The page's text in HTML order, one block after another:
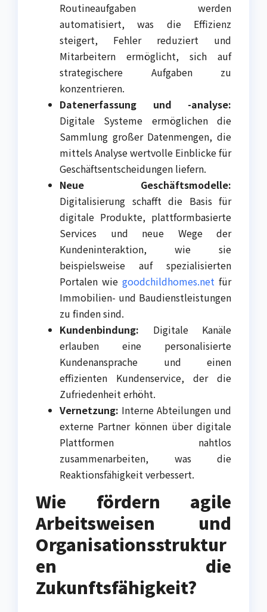
Routineaufgaben werden
automatisiert, was die Effizienz
steigert, Fehler reduziert und
Mitarbeitern ermöglicht, sich auf
strategischere Aufgaben zu
konzentrieren.
Datenerfassung und -analyse:
Digitale Systeme ermöglichen die
Sammlung großer Datenmengen, die
mittels Analyse wertvolle Einblicke für
Geschäftsentscheidungen liefern.
Neue Geschäftsmodelle:
Digitalisierung schafft die Basis für
digitale Produkte, plattformbasierte
Services und neue Wege der
Kundeninteraktion, wie sie
beispielsweise auf spezialisierten
Portalen wie goodchildhomes.net für
Immobilien- und Baudienstleistungen
zu finden sind.
Kundenbindung: Digitale Kanäle
erlauben eine personalisierte
Kundenansprache und einen
effizienten Kundenservice, der die
Zufriedenheit erhöht.
Vernetzung: Interne Abteilungen und
externe Partner können über digitale
Plattformen nahtlos
zusammenarbeiten, was die
Reaktionsfähigkeit verbessert.
Wie fördern agile
Arbeitsweisen und
Organisationsstruktur
en die
Zukunftsfähigkeit?